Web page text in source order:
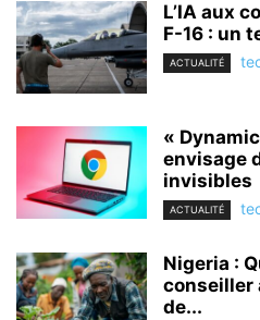
L’IA aux
F-16 : un
ACTUALITÉ
«
envisage
invisibles
ACTUALITÉ
Nigeria :
conseiller
de...